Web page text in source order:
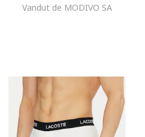
Vandut de MODIVO SA